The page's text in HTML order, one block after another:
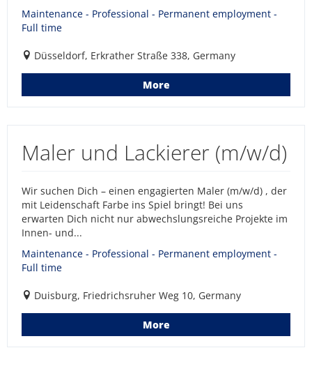
Maintenance - Professional - Permanent employment -
Full time
Düsseldorf, Erkrather Straße 338, Germany
More
Maler und Lackierer (m/w/d)
Wir suchen Dich – einen engagierten Maler (m/w/d) , der
mit Leidenschaft Farbe ins Spiel bringt! Bei uns
erwarten Dich nicht nur abwechslungsreiche Projekte im
Innen- und...
Maintenance - Professional - Permanent employment -
Full time
Duisburg, Friedrichsruher Weg 10, Germany
More